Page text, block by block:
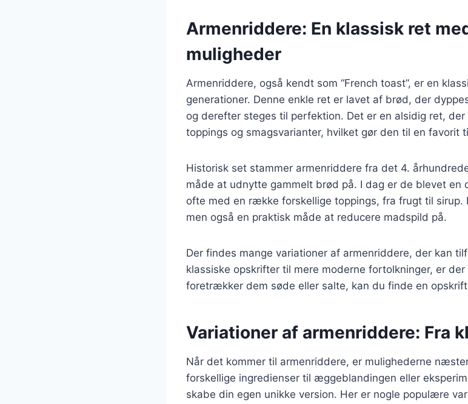
Armenriddere: En klassisk ret
muligheder
Armenriddere, også kendt som “French toast”, er en
generationer. Denne enkle ret er lavet af brød, der
og derefter steges til perfektion. Det er en alsidig ret,
toppings og smagsvarianter, hvilket gør den til en favorit
Historisk set stammer armenriddere fra det 4.
måde at udnytte gammelt brød på. I dag er de blevet en
ofte med en række forskellige toppings, fra frugt til sirup.
men også en praktisk måde at reducere madspild på.
Der findes mange variationer af armenriddere, der kan
klassiske opskrifter til mere moderne fortolkninger, er
foretrækker dem søde eller salte, kan du finde en
Variationer af armenriddere: Fra
Når det kommer til armenriddere, er mulighederne
forskellige ingredienser til æggeblandingen eller
skabe din egen unikke version. Her er nogle populære